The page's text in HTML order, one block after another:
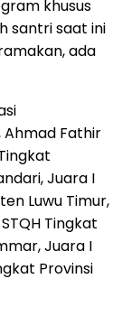
khusus
santri saat ini
ada
Fathir
Juara I
Luwu Timur,
Tingkat
Juara I
Provinsi